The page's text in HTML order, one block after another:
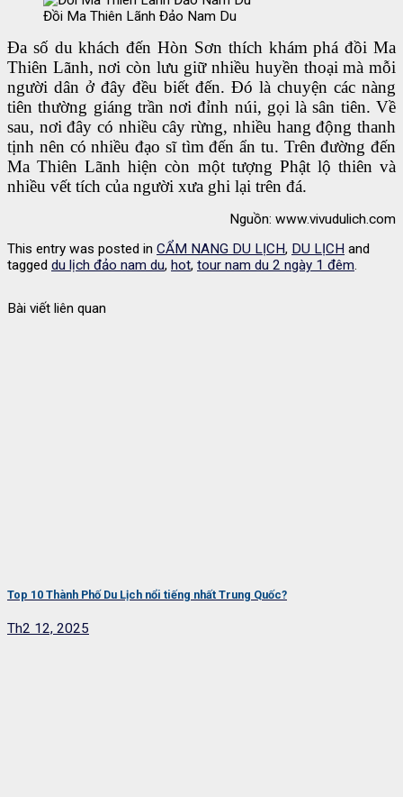
Đồi Ma Thiên Lãnh Đảo Nam Du
Đa số du khách đến Hòn Sơn thích khám phá đồi Ma
Thiên Lãnh, nơi còn lưu giữ nhiều huyền thoại mà mỗi
người dân ở đây đều biết đến. Đó là chuyện các nàng
tiên thường giáng trần nơi đỉnh núi, gọi là sân tiên. Về
sau, nơi đây có nhiều cây rừng, nhiều hang động thanh
tịnh nên có nhiều đạo sĩ tìm đến ẩn tu. Trên đường đến
Ma Thiên Lãnh hiện còn một tượng Phật lộ thiên và
nhiều vết tích của người xưa ghi lại trên đá.
Nguồn: www.vivudulich.com
This entry was posted in CẨM NANG DU LỊCH, DU LỊCH and
tagged du lịch đảo nam du, hot, tour nam du 2 ngày 1 đêm.
Bài viết liên quan
Top 10 Thành Phố Du Lịch nổi tiếng nhất Trung Quốc?
Th2 12, 2025